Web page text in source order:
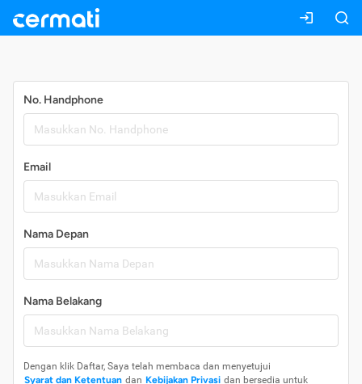
No. Handphone
Email
Nama Depan
Nama Belakang
Dengan klik Daftar, Saya telah membaca dan menyetujui
Syarat dan Ketentuan dan Kebijakan Privasi dan bersedia untuk